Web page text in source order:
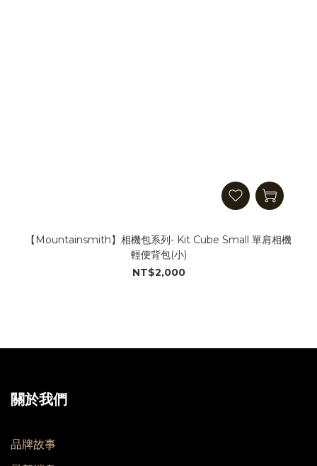
【Mountainsmith】相機包系列- Kit Cube Small 單肩相機
輕便背包(小)
NT$2,000
關於我們
品牌故事